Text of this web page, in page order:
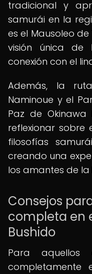
tradicional y
samurái en la
es el Mausoleo
visión única
conexión con el
Además, la
Naminoue y el
Paz de
reflexionar
filosofías
creando una
los amantes de
Consejos
completa en
Bushido
Para aquellos
completamente